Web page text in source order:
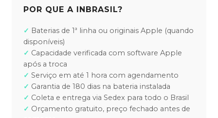
POR QUE A INBRASIL?
Baterias de 1ª linha ou originais Apple (quando
disponíveis)
Capacidade verificada com software Apple
após a troca
Serviço em até 1 hora com agendamento
Garantia de 180 dias na bateria instalada
Coleta e entrega via Sedex para todo o Brasil
Orçamento gratuito, preço fechado antes de